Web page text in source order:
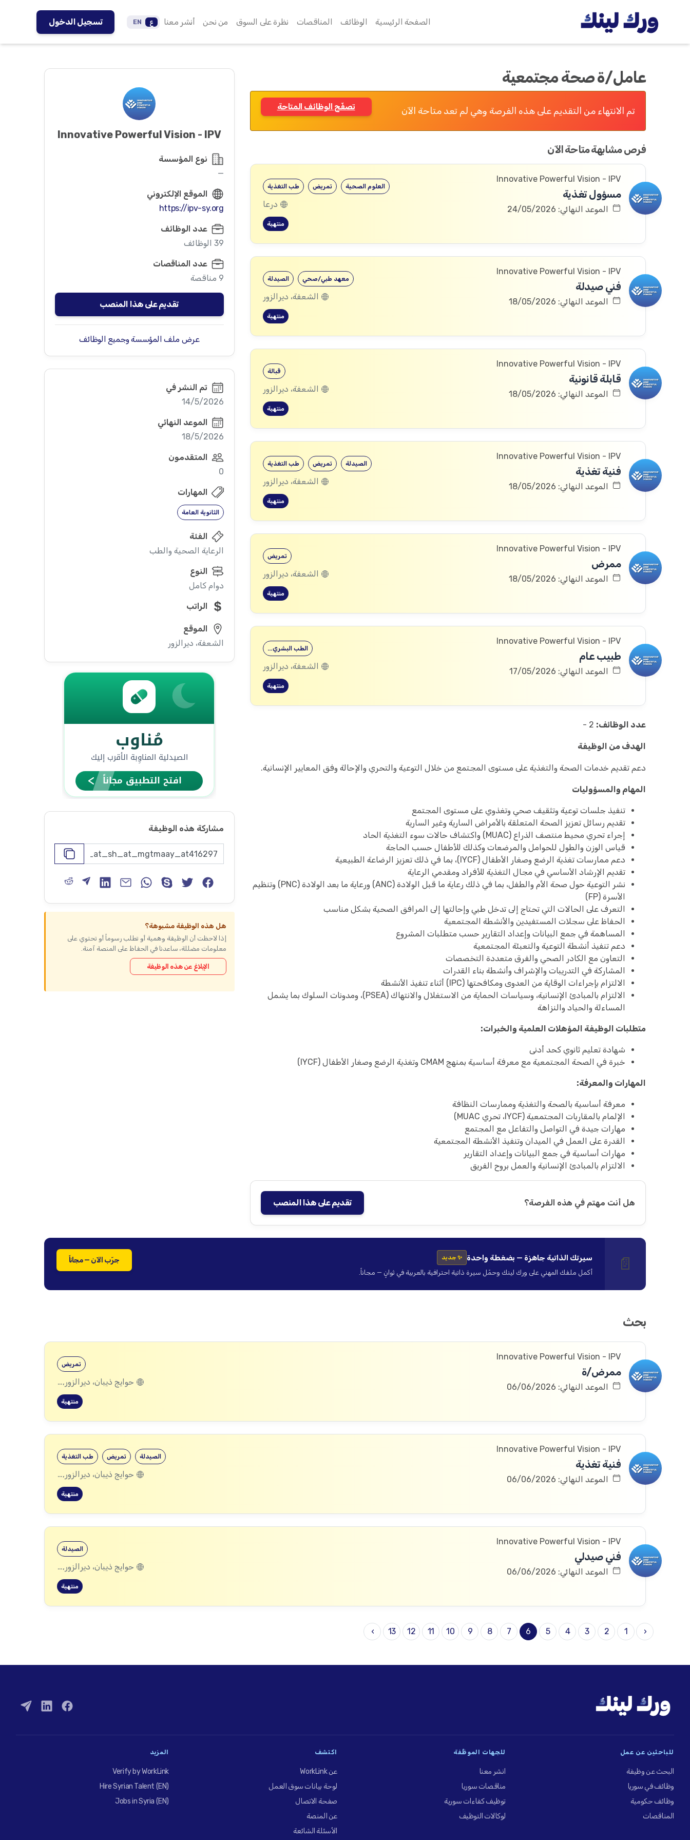
الصفحة الرئيسية الوظائف المناقصات نظرة على السوق من نحن أنشر معنا ع EN تسجيل الدخول
عامل/ة صحة مجتمعية
تم الانتهاء من التقديم على هذه الفرصة وهي لم تعد متاحة الآن تصفّح الوظائف المتاحة
فرص مشابهة متاحة الآن
Innovative Powerful Vision - IPV
مسؤول تغذية
الموعد النهائي: 24/05/2026
طب التغذية تمريض العلوم الصحية
درعا
منتهية
Innovative Powerful Vision - IPV
فني صيدلة
الموعد النهائي: 18/05/2026
الصيدلة معهد طبي/صحي
الشعفة، ديرالزور
منتهية
Innovative Powerful Vision - IPV
قابلة قانونية
الموعد النهائي: 18/05/2026
قبالة
الشعفة، ديرالزور
منتهية
Innovative Powerful Vision - IPV
فنية تغذية
الموعد النهائي: 18/05/2026
طب التغذية تمريض الصيدلة
الشعفة، ديرالزور
منتهية
Innovative Powerful Vision - IPV
ممرض
الموعد النهائي: 18/05/2026
تمريض
الشعفة، ديرالزور
منتهية
Innovative Powerful Vision - IPV
طبيب عام
الموعد النهائي: 17/05/2026
الطب البشري…
الشعفة، ديرالزور
منتهية
عدد الوظائف:
الهدف من الوظيفة
دعم تقديم خدمات الصحة والتغذية على مستوى المجتمع من خلال التوعية والتحري والإحالة وفق المعايير الإنسانية.
المهام والمسؤوليات
تنفيذ جلسات توعية وتثقيف صحي وتغذوي على مستوى المجتمع
تقديم رسائل تعزيز الصحة المتعلقة بالأمراض السارية وغير السارية
إجراء تحري محيط منتصف الذراع (MUAC) واكتشاف حالات سوء التغذية الحاد
قياس الوزن والطول للحوامل والمرضعات وكذلك للأطفال حسب الحاجة
دعم ممارسات تغذية الرضع وصغار الأطفال (IYCF)، بما في ذلك تعزيز الرضاعة الطبيعية
تقديم الإرشاد الأساسي في مجال التغذية للأفراد ومقدمي الرعاية
نشر التوعية حول صحة الأم والطفل، بما في ذلك رعاية ما قبل الولادة (ANC) ورعاية ما بعد الولادة (PNC) وتنظيم
الأسرة (FP)
التعرف على الحالات التي تحتاج إلى تدخل طبي وإحالتها إلى المرافق الصحية بشكل مناسب
الحفاظ على سجلات المستفيدين والأنشطة المجتمعية
المساهمة في جمع البيانات وإعداد التقارير حسب متطلبات المشروع
دعم تنفيذ أنشطة التوعية والتعبئة المجتمعية
التعاون مع الكادر الصحي والفرق متعددة التخصصات
المشاركة في التدريبات والإشراف وأنشطة بناء القدرات
الالتزام بإجراءات الوقاية من العدوى ومكافحتها (IPC) أثناء تنفيذ الأنشطة
الالتزام بالمبادئ الإنسانية، وسياسات الحماية من الاستغلال والانتهاك (PSEA)، ومدونات السلوك بما يشمل
المساءلة والحياد والنزاهة
متطلبات الوظيفة المؤهلات العلمية والخبرات:
شهادة تعليم ثانوي كحد أدنى
خبرة في الصحة المجتمعية مع معرفة أساسية بمنهج CMAM وتغذية الرضع وصغار الأطفال (IYCF)
المهارات والمعرفة:
معرفة أساسية بالصحة والتغذية وممارسات النظافة
الإلمام بالمقاربات المجتمعية (IYCF، تحري MUAC)
مهارات جيدة في التواصل والتفاعل مع المجتمع
القدرة على العمل في الميدان وتنفيذ الأنشطة المجتمعية
مهارات أساسية في جمع البيانات وإعداد التقارير
الالتزام بالمبادئ الإنسانية والعمل بروح الفريق
هل أنت مهتم في هذه الفرصة؟ تقديم على هذا المنصب
Innovative Powerful Vision - IPV
نوع المؤسسة
—
الموقع الإلكتروني
https://ipv-sy.org
عدد الوظائف
39 الوظائف
عدد المناقصات
9 مناقصة
تقديم على هذا المنصب
عرض ملف المؤسسة وجميع الوظائف
تم النشر في
14/5/2026
الموعد النهائي
18/5/2026
المتقدمون
0
المهارات
الثانوية العامة
الفئة
الرعاية الصحية والطب
النوع
دوام كامل
الراتب
الموقع
الشعفة، ديرالزور
مشاركة هذه الوظيفة
هل هذه الوظيفة مشبوهة؟
إذا لاحظت أن الوظيفة وهمية أو تطلب رسوماً أو تحتوي على
معلومات مضللة، ساعدنا في الحفاظ على المنصة آمنة.
الإبلاغ عن هذه الوظيفة
📄 سيرتك الذاتية جاهزة — بضغطة واحدة ✨ جديد
أكمل ملفك المهني على ورك لينك وحمّل سيرة ذاتية احترافية بالعربية في ثوانٍ — مجاناً.
جرّب الآن — مجاناً
بحث
Innovative Powerful Vision - IPV
ممرض/ة
الموعد النهائي: 06/06/2026
تمريض
حوايج ذيبان، ديرالزور, البصيرة، ديرالزور, محكان، ديرالزور, أبو خشب، ديرالزور, ذيبان، ديرالزور, البحرة، ديرالزور
منتهية
Innovative Powerful Vision - IPV
فنية تغذية
الموعد النهائي: 06/06/2026
طب التغذية تمريض الصيدلة
حوايج ذيبان، ديرالزور, البصيرة، ديرالزور, محكان، ديرالزور, أبو خشب، ديرالزور, ذيبان، ديرالزور, البحرة، ديرالزور
منتهية
Innovative Powerful Vision - IPV
فني صيدلي
الموعد النهائي: 06/06/2026
الصيدلة
حوايج ذيبان، ديرالزور, البصيرة، ديرالزور, محكان، ديرالزور, أبو خشب، ديرالزور, ذيبان، ديرالزور, البحرة، ديرالزور
منتهية
‹
1
2
3
4
5
6
7
8
9
10
11
12
13
›
للباحثين عن عمل
البحث عن وظيفة
وظائف في سوريا
وظائف حكومية
المناقصات
للجهات الموظِّفة
انشر معنا
مناقصات سوريا
توظيف كفاءات سورية
لوكالات التوظيف
اكتشف
عن WorkLink
لوحة بيانات سوق العمل
صفحة الاتصال
عن المنصة
الأسئلة الشائعة
المزيد
Verify by WorkLink
Hire Syrian Talent (EN)
Jobs in Syria (EN)